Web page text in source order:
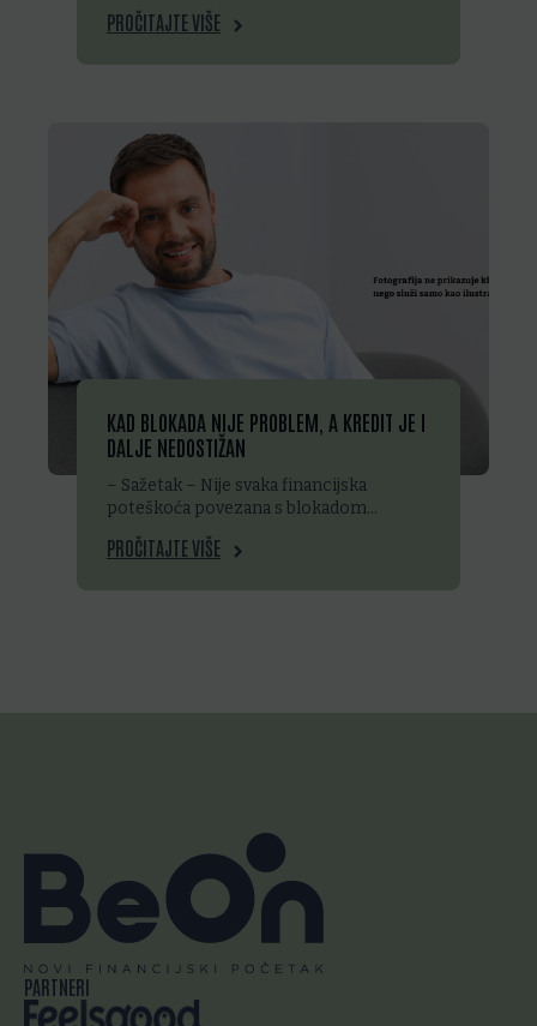
PROČITAJTE VIŠE
KAD BLOKADA NIJE PROBLEM, A KREDIT JE I
DALJE NEDOSTIŽAN
– Sažetak – Nije svaka financijska
poteškoća povezana s blokadom…
PROČITAJTE VIŠE
PARTNERI